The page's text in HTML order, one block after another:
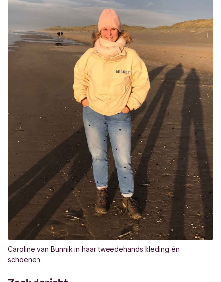
Caroline van Bunnik in haar tweedehands kleding én
schoenen